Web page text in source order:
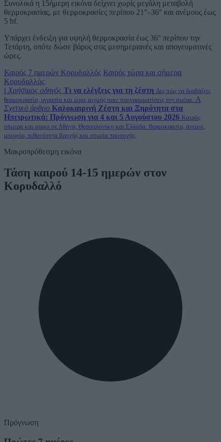
Συνολικά η 15ήμερη εικόνα δείχνει χωρίς μεγάλη μεταβολή
θερμοκρασίας, με θερμοκρασίες περίπου 21°–36° και ανέμους έως
5 bf.
Υπάρχει ένδειξη για υψηλή θερμοκρασία έως 36° περίπου την
Τετάρτη, οπότε δώσε βάρος στις μεσημεριανές και απογευματινές
ώρες.
Καιρός 7 ημερών Κορυδαλλός Καιρός τώρα και σήμερα
Κορυδαλλός
i Χρήσιμος οδηγός Τι να ελέγξεις για τη ζέστη Δες πώς να διαβάζεις
θερμοκρασία, υγρασία και ώρες αιχμής πριν προγραμματίσεις την ημέρα. A
Σχετικό άρθρο Καλοκαιρινή Ζέστη και Ξηρότητα στα
Ηπειρωτικά: Πρόγνωση για 4 και 5 Αυγούστου 2026 Καιρός
σήμερα και αύριο σε Αθήνα, Θεσσαλονίκη και Ελλάδα: θερμοκρασία, άνεμοι,
μποφόρ, πιθανότητα βροχής και σημεία προσοχής.
Μακροπρόθεσμη εικόνα
Τάση καιρού 14-15 ημερών στον
Κορυδαλλό
Πρόγνωση